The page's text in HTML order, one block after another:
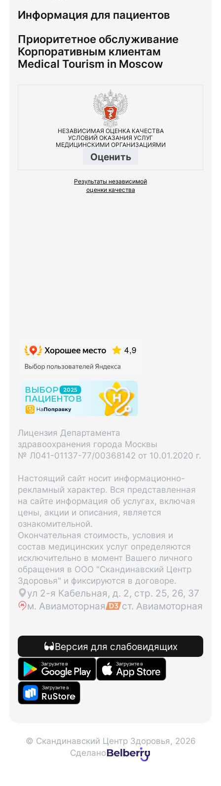
Информация для пациентов
Приоритетное обслуживание
Корпоративным клиентам
Medical Tourism in Moscow
НЕЗАВИСИМАЯ ОЦЕНКА КАЧЕСТВА
УСЛОВИЙ ОКАЗАНИЯ УСЛУГ
МЕДИЦИНСКИМИ ОРГАНИЗАЦИЯМИ
Оценить
Результаты независимой
оценки качества
Лицензия Департамента
здравоохранения города Москвы
№ Л041-01137-77/00368142 от 10.01.2020 г.
Настоящий сайт носит информационно-
рекламный характер. Вся представленная
на сайте информация об услугах, включая
цены, акции и описания, является
ознакомительной.
Окончательная стоимость, условия и
состав медицинских услуг определяются
исключительно в момент Вашего личного
обращения в ООО "Скандинавский Центр
Здоровья" и фиксируются в договоре.
ул 2-я Кабельная, д. 2, стр. 25, 26, 37
м. Авиамоторная
ст. Авиамоторная
Версия для слабовидящих
© Скандинавский Центр Здоровья, 2026
Сделано